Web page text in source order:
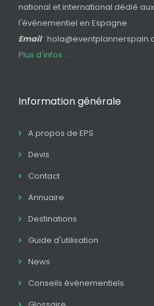
national et international dédié
l'événementiel en Espagne
Email:
Plus d'infos ...
Information générale
A propos de EPS
Devis
Contact
Annuaire
Destinations
Guide d'utilisation
News
Conseils événementiels